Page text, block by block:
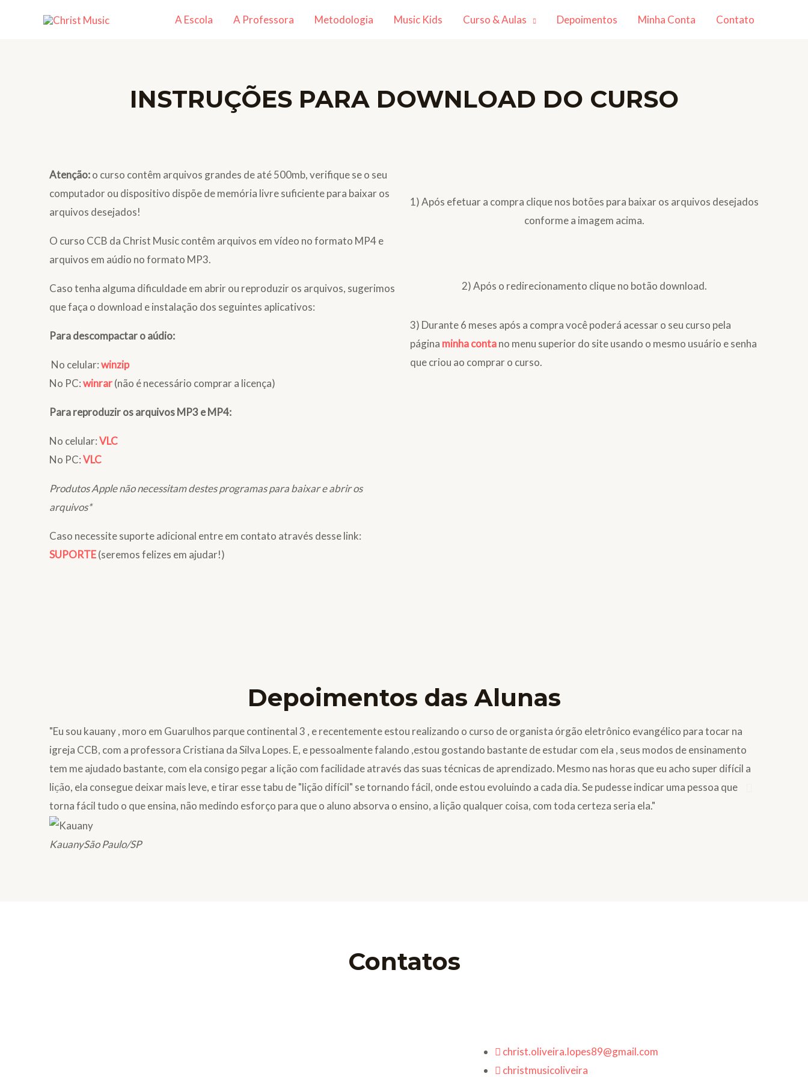
A Escola A Professora Metodologia Music Kids Curso & Aulas Depoimentos Minha Conta Contato
INSTRUÇÕES PARA DOWNLOAD DO CURSO
Atenção:o curso contêm arquivos grandes de até 500mb, verifique se o seu
computador ou dispositivo dispõe de memória livre suficiente para baixar os
arquivos desejados!
O curso CCB da Christ Music contêm arquivos em vídeo no formato MP4 e
arquivos em aúdio no formato MP3.
Caso tenha alguma dificuldade em abrir ou reproduzir os arquivos, sugerimos
que faça o download e instalação dos seguintes aplicativos:
Para descompactar o aúdio:
No celular:winzip
No PC:winrar(não é necessário comprar a licença)
Para reproduzir os arquivos MP3 e MP4:
No celular:VLC
No PC:VLC
Produtos Apple não necessitam destes programas para baixar e abrir os
arquivos*
Caso necessite suporte adicional entre em contato através desse link:
SUPORTE(seremos felizes em ajudar!)
1) Após efetuar a compra clique nos botões para baixar os arquivos desejados
conforme a imagem acima.
2) Após o redirecionamento clique no botão download.
3) Durante 6 meses após a compra você poderá acessar o seu curso pela
página minha contano menu superior do site usando o mesmo usuário e senha
que criou ao comprar o curso.
Depoimentos das Alunas
"Eu sou kauany , moro em Guarulhos parque continental 3 , e recentemente estou realizando o curso de organista órgão eletrônico evangélico para tocar na
igreja CCB, com a professora Cristiana da Silva Lopes. E, e pessoalmente falando ,estou gostando bastante de estudar com ela , seus modos de ensinamento
tem me ajudado bastante, com ela consigo pegar a lição com facilidade através das suas técnicas de aprendizado. Mesmo nas horas que eu acho super difícil a
lição, ela consegue deixar mais leve, e tirar esse tabu de "lição difícil" se tornando fácil, onde estou evoluindo a cada dia. Se pudesse indicar uma pessoa que
torna fácil tudo o que ensina, não medindo esforço para que o aluno absorva o ensino, a lição qualquer coisa, com toda certeza seria ela."
KauanySão Paulo/SP
Contatos
christ.oliveira.lopes89@gmail.com
christmusicoliveira